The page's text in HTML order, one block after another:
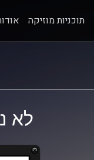
תוכניות מוזיקה
לא